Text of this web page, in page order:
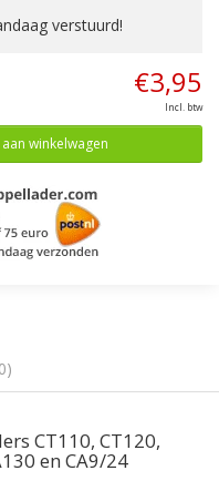
verstuurd!
€3,95
Incl. btw
winkelwagen
CT110, CT120,
en CA9/24